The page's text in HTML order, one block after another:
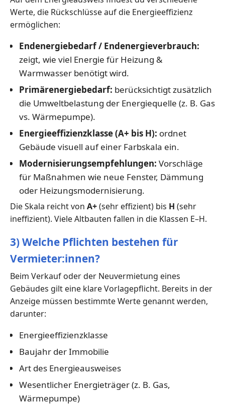
Werte, die Rückschlüsse auf die Energieeffizienz
ermöglichen:
Endenergiebedarf / Endenergieverbrauch:
zeigt, wie viel Energie für Heizung &
Warmwasser benötigt wird.
Primärenergiebedarf: berücksichtigt zusätzlich
die Umweltbelastung der Energiequelle (z. B. Gas
vs. Wärmepumpe).
Energieeffizienzklasse (A+ bis H): ordnet
Gebäude visuell auf einer Farbskala ein.
Modernisierungsempfehlungen: Vorschläge
für Maßnahmen wie neue Fenster, Dämmung
oder Heizungsmodernisierung.
Die Skala reicht von A+(sehr effizient) bis H (sehr
ineffizient). Viele Altbauten fallen in die Klassen E–H.
3) Welche Pflichten bestehen für
Vermieter:innen?
Beim Verkauf oder der Neuvermietung eines
Gebäudes gilt eine klare Vorlagepflicht. Bereits in der
Anzeige müssen bestimmte Werte genannt werden,
darunter:
Energieeffizienzklasse
Baujahr der Immobilie
Art des Energieausweises
Wesentlicher Energieträger (z. B. Gas,
Wärmepumpe)